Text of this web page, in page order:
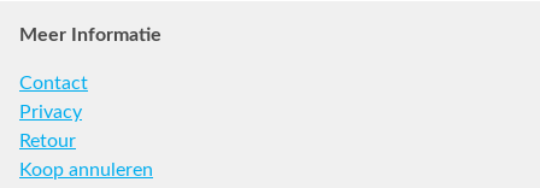
Meer Informatie
Contact
Privacy
Retour
Koop annuleren